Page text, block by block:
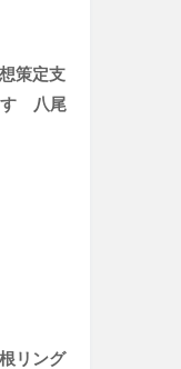
策定支
す 八尾
リング